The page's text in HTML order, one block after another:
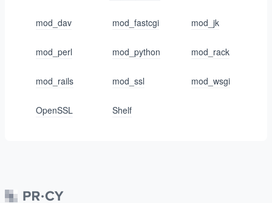
mod_dav mod_fastcgi mod_jk
mod_perl mod_python mod_rack
mod_rails mod_ssl mod_wsgi
OpenSSL Shelf